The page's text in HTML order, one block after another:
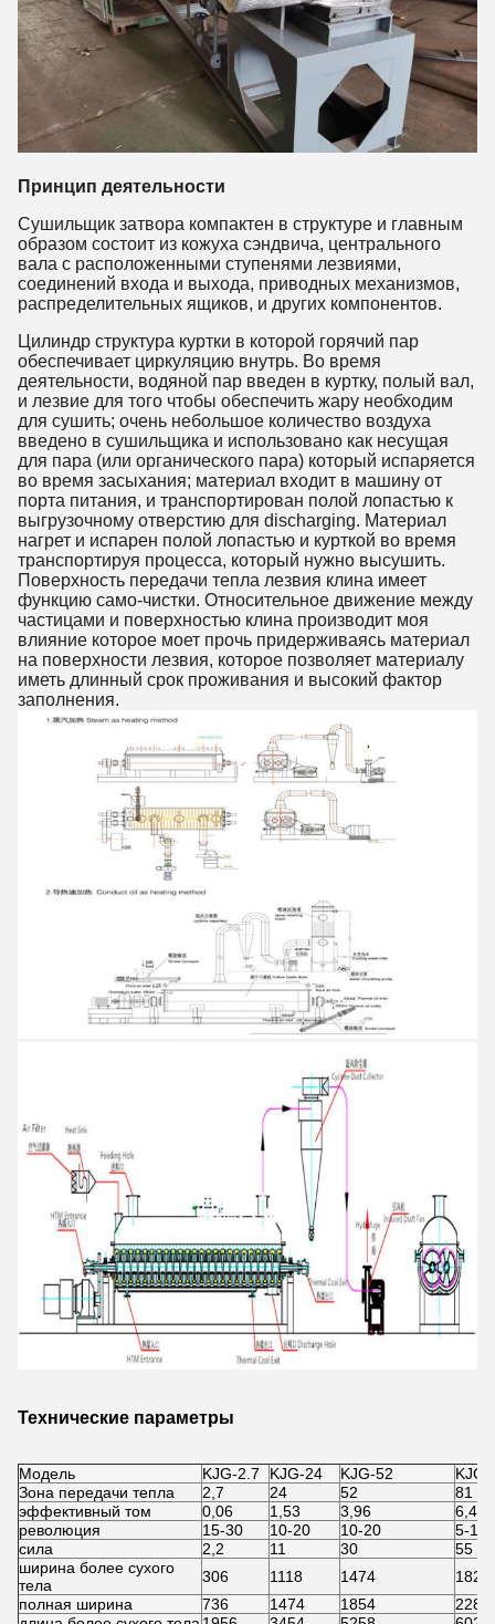
Принцип деятельности
Сушильщик затвора компактен в структуре и главным
образом состоит из кожуха сэндвича, центрального
вала с расположенными ступенями лезвиями,
соединений входа и выхода, приводных механизмов,
распределительных ящиков, и других компонентов.
Цилиндр структура куртки в которой горячий пар
обеспечивает циркуляцию внутрь. Во время
деятельности, водяной пар введен в куртку, полый вал,
и лезвие для того чтобы обеспечить жару необходим
для сушить; очень небольшое количество воздуха
введено в сушильщика и использовано как несущая
для пара (или органического пара) который испаряется
во время засыхания; материал входит в машину от
порта питания, и транспортирован полой лопастью к
выгрузочному отверстию для discharging. Материал
нагрет и испарен полой лопастью и курткой во время
транспортируя процесса, который нужно высушить.
Поверхность передачи тепла лезвия клина имеет
функцию само-чистки. Относительное движение между
частицами и поверхностью клина производит моя
влияние которое моет прочь придерживаясь материал
на поверхности лезвия, которое позволяет материалу
иметь длинный срок проживания и высокий фактор
заполнения.
Технические параметры
Модель KJG-2.7 KJG-24 KJG-52
KJG-
Зона передачи тепла
2,7 24 52
81
эффективный том
0,06 1,53 3,96
6,43
революция
15-30 10-20 10-20
5-15
сила
2,2 11 30
55
ширина более сухого
тела
306 1118 1474
1828
полная ширина
736 1474 1854
2286